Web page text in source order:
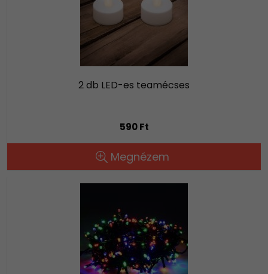
2 db LED-es teamécses
590 Ft
Megnézem